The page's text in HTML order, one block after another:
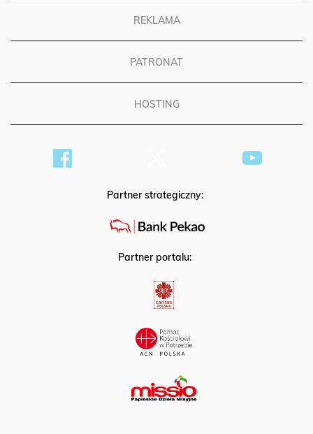
REKLAMA
PATRONAT
HOSTING
Partner strategiczny:
Partner portalu: